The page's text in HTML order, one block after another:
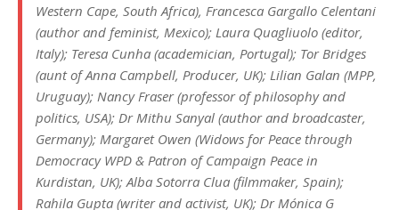
Western Cape, South Africa), Francesca Gargallo Celentani
(author and feminist, Mexico); Laura Quagliuolo (editor,
Italy); Teresa Cunha (academician, Portugal); Tor Bridges
(aunt of Anna Campbell, Producer, UK); Lilian Galan (MPP,
Uruguay); Nancy Fraser (professor of philosophy and
politics, USA); Dr Mithu Sanyal (author and broadcaster,
Germany); Margaret Owen (Widows for Peace through
Democracy WPD & Patron of Campaign Peace in
Kurdistan, UK); Alba Sotorra Clua (filmmaker, Spain);
Rahila Gupta (writer and activist, UK); Dr Mónica G